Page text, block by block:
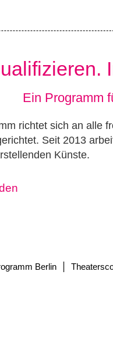
Ein Programm
richtet sich an alle
Seit 2013
Künste.
Berlin